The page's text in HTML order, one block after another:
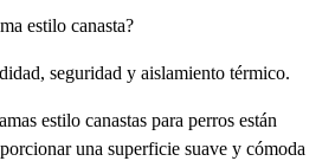
estilo canasta?
seguridad y aislamiento térmico.
estilo canastas para perros están
una superficie suave y cómoda